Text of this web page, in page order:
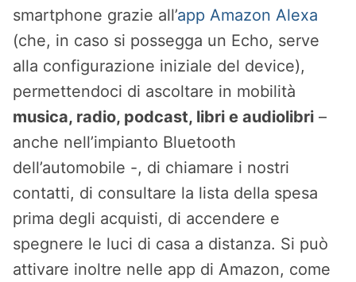
smartphone grazie all’app Amazon Alexa
(che, in caso si possegga un Echo, serve
alla configurazione iniziale del device),
permettendoci di ascoltare in mobilità
musica, radio, podcast, libri e audiolibri –
anche nell’impianto Bluetooth
dell’automobile -, di chiamare i nostri
contatti, di consultare la lista della spesa
prima degli acquisti, di accendere e
spegnere le luci di casa a distanza. Si può
attivare inoltre nelle app di Amazon, come